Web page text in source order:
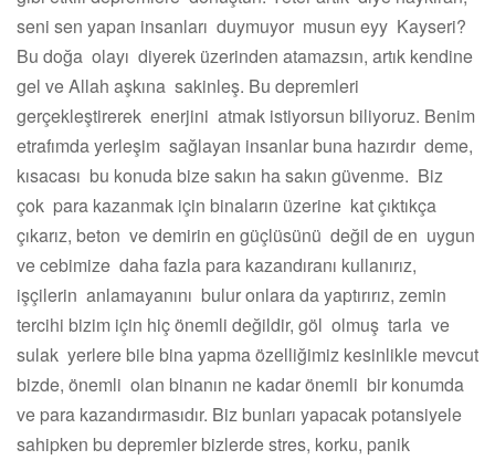
seni sen yapan insanları duymuyor musun eyy Kayseri?
Bu doğa olayı diyerek üzerinden atamazsın, artık kendine
gel ve Allah aşkına sakinleş. Bu depremleri
gerçekleştirerek enerjini atmak istiyorsun biliyoruz. Benim
etrafımda yerleşim sağlayan insanlar buna hazırdır deme,
kısacası bu konuda bize sakın ha sakın güvenme. Biz
çok para kazanmak için binaların üzerine kat çıktıkça
çıkarız, beton ve demirin en güçlüsünü değil de en uygun
ve cebimize daha fazla para kazandıranı kullanırız,
işçilerin anlamayanını bulur onlara da yaptırırız, zemin
tercihi bizim için hiç önemli değildir, göl olmuş tarla ve
sulak yerlere bile bina yapma özelliğimiz kesinlikle mevcut
bizde, önemli olan binanın ne kadar önemli bir konumda
ve para kazandırmasıdır. Biz bunları yapacak potansiyele
sahipken bu depremler bizlerde stres, korku, panik